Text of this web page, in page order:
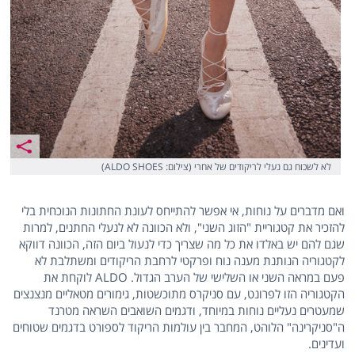
לא לשכוח גם נעלי לריקודים של אחרי (צילום: ALDO SHOES)
ואם מדברים על נוחות, אי אפשר להתייחס לעונת החתונות הנוכחית בלי
להזכיר את קטגוריית "הזוג השני", ולא הכוונה לא לנעלי החתנים, למרות
שגם להם יש באלדו את כל מה שצריך כדי לנעול ביום הזה, הכוונה דווקא
לקטגוריה הנותנת מענה נוח ופרקטי לרחבת הריקודים ומשתלבת לא
פעם במראה השני או השלישי של הערב הגדול. ALDO לוקחת את
הקטגוריה הזו לפרונט, עם סניקרס מתוכשטות, גימורים מטאליים מנצנצים
שמעטרים נעליים נוחות במיוחד, ודגמים השואבים השראה מטרנד
ה"סניקרינה" הלוהט, המחבר בין עולמות הריקוד לספורט בדגמים שטוחים
ועדינים.